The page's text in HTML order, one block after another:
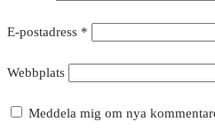
E-postadress *
Webbplats
Meddela mig om nya